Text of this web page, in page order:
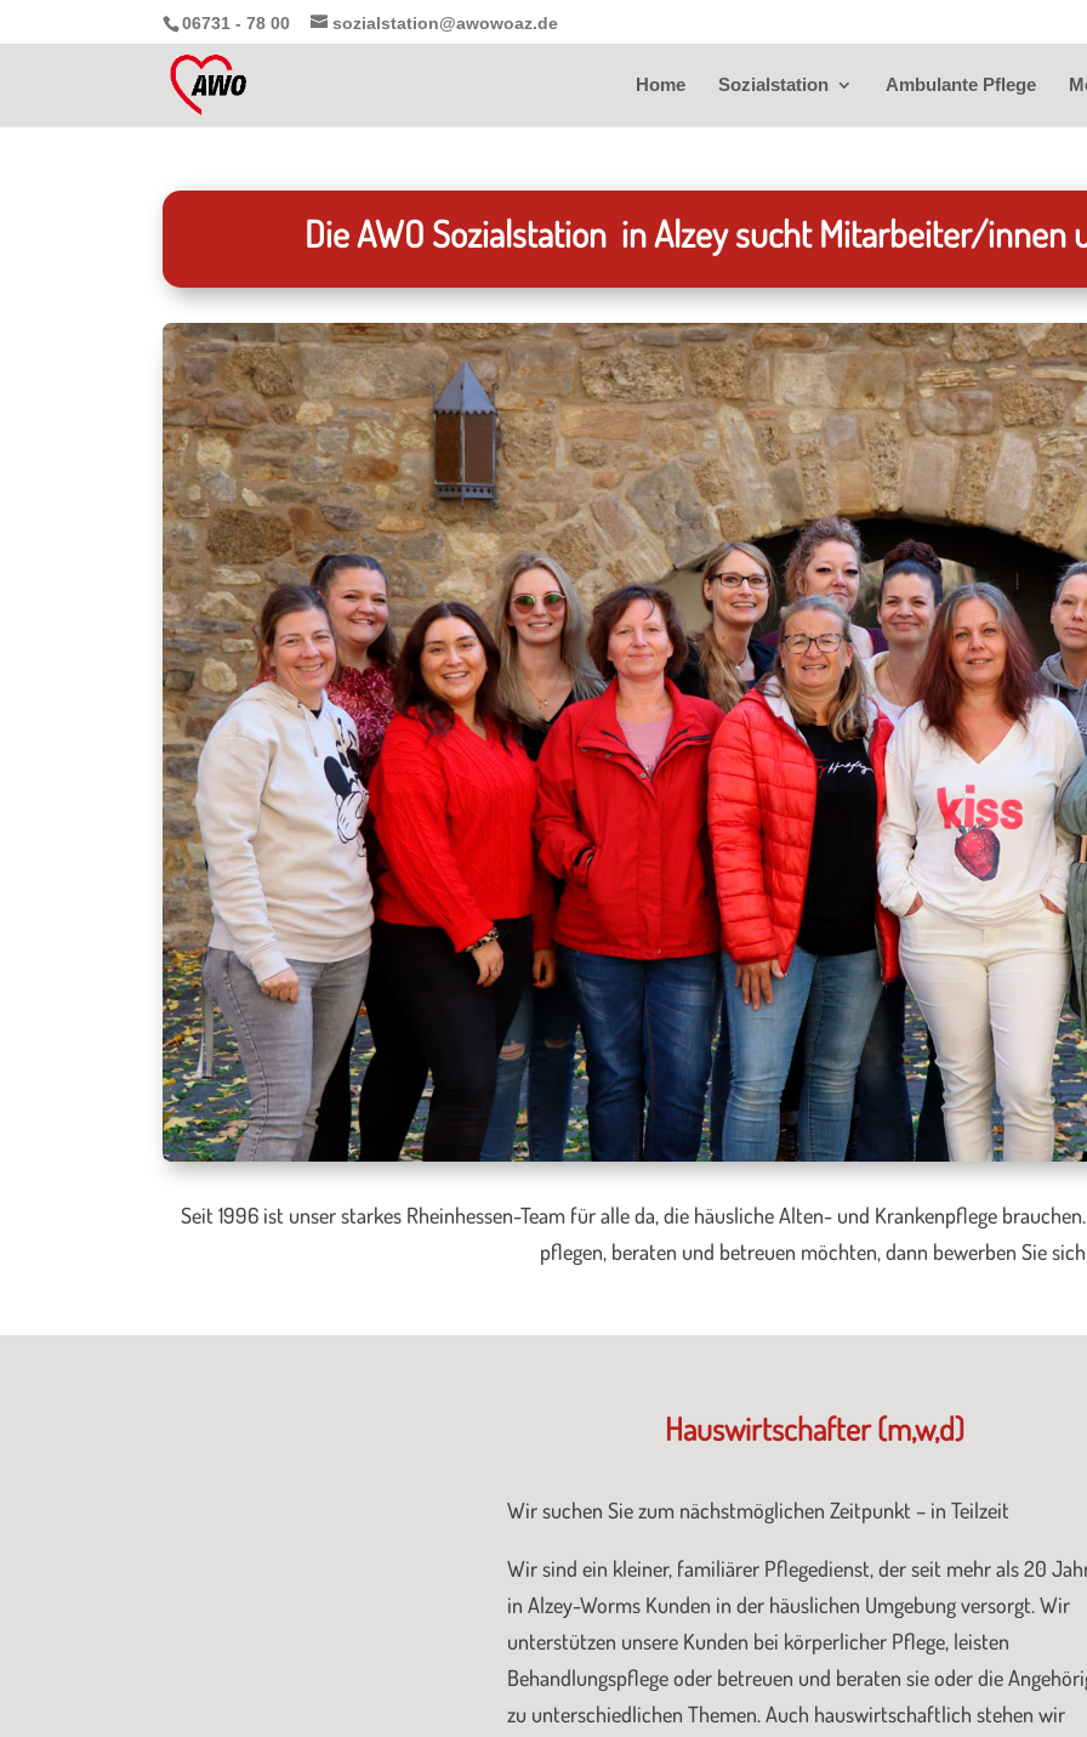
06731 - 78 00 sozialstation@awowoaz.de
Home Sozialstation Ambulante Pflege
Die AWO Sozialstation in Alzey sucht Mitarbeiter/innen
Seit 1996 ist unser starkes Rheinhessen-Team für alle da, die häusliche Alten- und Krankenpflege
pflegen, beraten und betreuen möchten, dann bewerben Sie
Hauswirtschafter (m,w,d)
Wir suchen Sie zum nächstmöglichen Zeitpunkt – in Teilzeit
Wir sind ein kleiner, familiärer Pflegedienst, der seit mehr als 20
in Alzey-Worms Kunden in der häuslichen Umgebung versorgt. Wir
unterstützen unsere Kunden bei körperlicher Pflege, leisten
Behandlungspflege oder betreuen und beraten sie oder die
zu unterschiedlichen Themen. Auch hauswirtschaftlich stehen wir